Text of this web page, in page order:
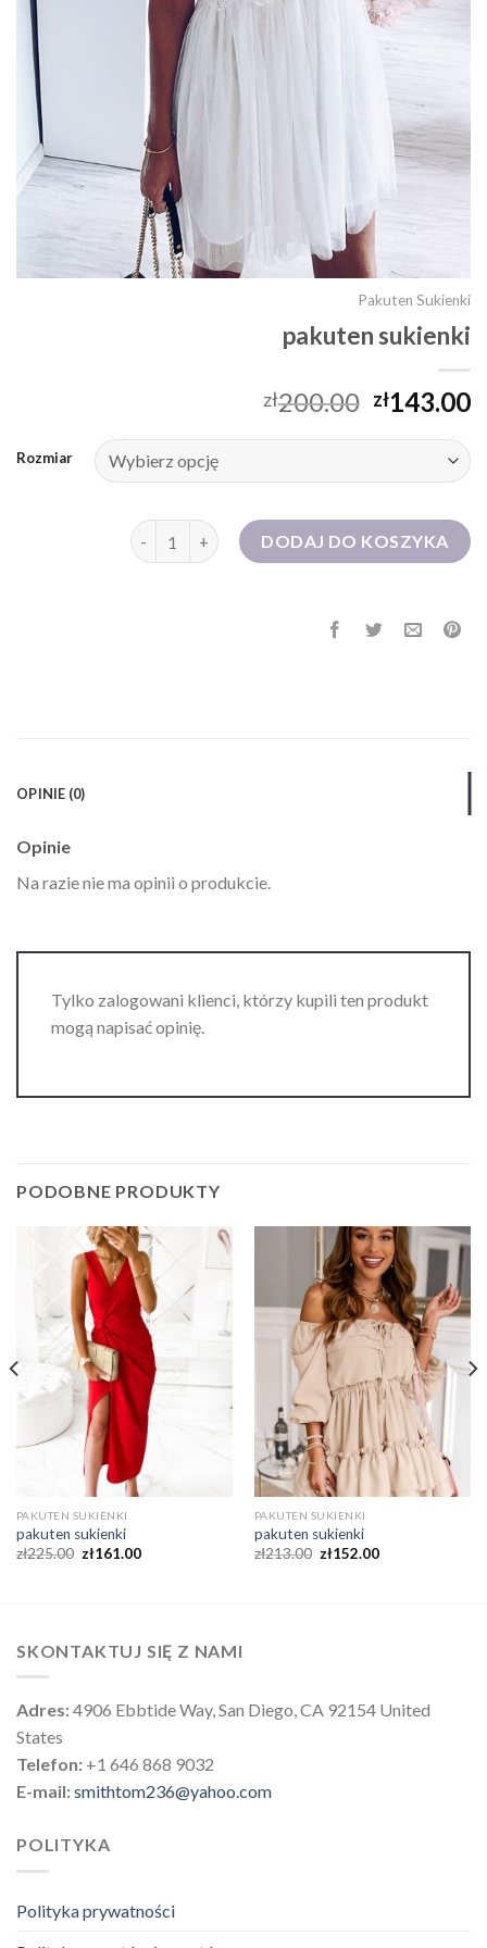
Pakuten Sukienki
pakuten sukienki
zł200.00 zł143.00
Rozmiar
ilość pakuten sukienkiDODAJ DO KOSZYKA
OPINIE (0)
Opinie
Na razie nie ma opinii o produkcie.
Tylko zalogowani klienci, którzy kupili ten produkt
mogą napisać opinię.
PODOBNE PRODUKTY
PAKUTEN SUKIENKI
pakuten sukienki
zł225.00 zł161.00
PAKUTEN SUKIENKI
pakuten sukienki
zł213.00 zł152.00
SKONTAKTUJ SIĘ Z NAMI
Adres:4906 Ebbtide Way, San Diego, CA 92154 United
States
Telefon: +1 646 868 9032
E-mail:smithtom236@yahoo.com
POLITYKA
Polityka prywatności